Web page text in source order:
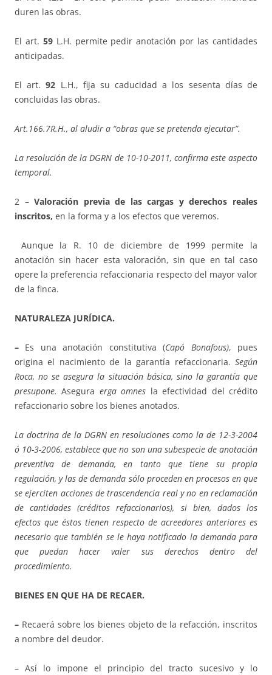
duren las obras.
El art. 59L.H. permite pedir anotación por las cantidades
anticipadas.
El art.92 L.H., fija su caducidad a los sesenta días de
concluidas las obras.
Art.166.7R.H., al aludir a “obras que se pretenda ejecutar”.
La resolución de la DGRN de 10-10-2011, confirma este aspecto
temporal.
2 –Valoración previa de las cargas y derechos reales
inscritos, en la forma y a los efectos que veremos.
Aunque la R. 10 de diciembre de 1999 permite la
anotación sin hacer esta valoración, sin que en tal caso
opere la preferencia refaccionaria respecto del mayor valor
de la finca.
NATURALEZA JURÍDICA.
– Es una anotación constitutiva (Capó Bonafous), pues
origina el nacimiento de la garantía refaccionaria. Según
Roca, no se asegura la situación básica, sino la garantía que
presupone.Asegura erga omnes la efectividad del crédito
refaccionario sobre los bienes anotados.
La doctrina de la DGRN en resoluciones como la de 12-3-2004
ó 10-3-2006, establece que no son una subespecie de anotación
preventiva de demanda, en tanto que tiene su propia
regulación, y las de demanda sólo proceden en procesos en que
se ejerciten acciones de trascendencia real y no en reclamación
de cantidades (créditos refaccionarios), si bien, dados los
efectos que éstos tienen respecto de acreedores anteriores es
necesario que también se le haya notificado la demanda para
que puedan hacer valer sus derechos dentro del
procedimiento.
BIENES EN QUE HA DE RECAER.
– Recaerá sobre los bienes objeto de la refacción, inscritos
a nombre del deudor.
– Así lo impone el principio del tracto sucesivo y lo